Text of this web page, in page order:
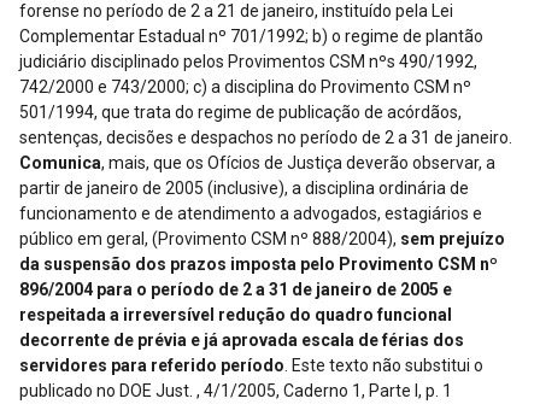
forense no período de 2 a 21 de janeiro, instituído pela Lei
Complementar Estadual nº 701/1992; b) o regime de plantão
judiciário disciplinado pelos Provimentos CSM nºs 490/1992,
742/2000 e 743/2000; c) a disciplina do Provimento CSM nº
501/1994, que trata do regime de publicação de acórdãos,
sentenças, decisões e despachos no período de 2 a 31 de janeiro.
Comunica, mais, que os Ofícios de Justiça deverão observar, a
partir de janeiro de 2005 (inclusive), a disciplina ordinária de
funcionamento e de atendimento a advogados, estagiários e
público em geral, (Provimento CSM nº 888/2004), sem prejuízo
da suspensão dos prazos imposta pelo Provimento CSM nº
896/2004 para o período de 2 a 31 de janeiro de 2005 e
respeitada a irreversível redução do quadro funcional
decorrente de prévia e já aprovada escala de férias dos
servidores para referido período . Este texto não substitui o
publicado no DOE Just. , 4/1/2005, Caderno 1, Parte I, p. 1